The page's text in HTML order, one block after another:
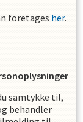
foretages her.
samtykke til,
behandler